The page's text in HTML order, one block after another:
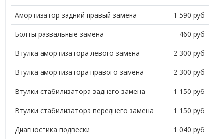
Амортизатор задний правый замена 1 590 руб
Болты развальные замена 460 руб
Втулка амортизатора левого замена 2 300 руб
Втулка амортизатора правого замена 2 300 руб
Втулки стабилизатора заднего замена 1 150 руб
Втулки стабилизатора переднего замена 1 150 руб
Диагностика подвески 1 040 руб